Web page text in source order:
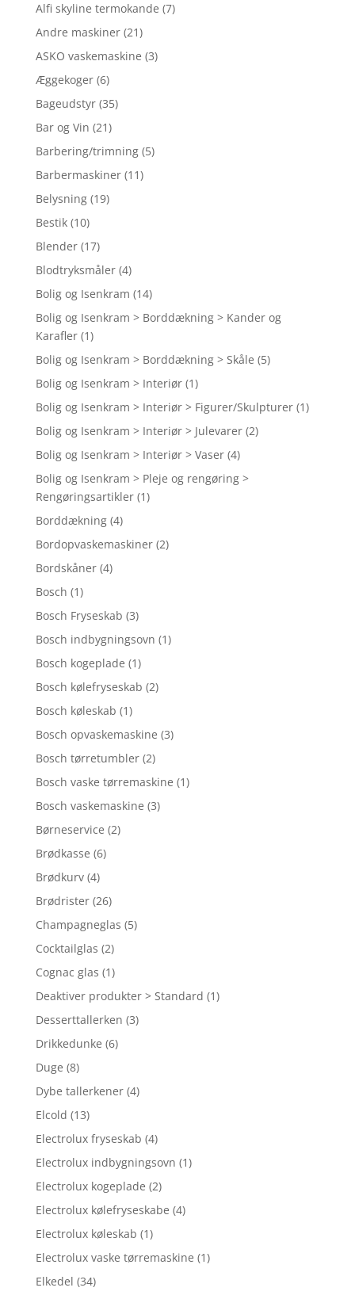
Alfi skyline termokande (7)
Andre maskiner (21)
ASKO vaskemaskine (3)
Æggekoger (6)
Bageudstyr (35)
Bar og Vin (21)
Barbering/trimning (5)
Barbermaskiner (11)
Belysning (19)
Bestik (10)
Blender (17)
Blodtryksmåler (4)
Bolig og Isenkram (14)
Bolig og Isenkram > Borddækning > Kander og
Karafler (1)
Bolig og Isenkram > Borddækning > Skåle (5)
Bolig og Isenkram > Interiør (1)
Bolig og Isenkram > Interiør > Figurer/Skulpturer (1)
Bolig og Isenkram > Interiør > Julevarer (2)
Bolig og Isenkram > Interiør > Vaser (4)
Bolig og Isenkram > Pleje og rengøring >
Rengøringsartikler (1)
Borddækning (4)
Bordopvaskemaskiner (2)
Bordskåner (4)
Bosch (1)
Bosch Fryseskab (3)
Bosch indbygningsovn (1)
Bosch kogeplade (1)
Bosch kølefryseskab (2)
Bosch køleskab (1)
Bosch opvaskemaskine (3)
Bosch tørretumbler (2)
Bosch vaske tørremaskine (1)
Bosch vaskemaskine (3)
Børneservice (2)
Brødkasse (6)
Brødkurv (4)
Brødrister (26)
Champagneglas (5)
Cocktailglas (2)
Cognac glas (1)
Deaktiver produkter > Standard (1)
Desserttallerken (3)
Drikkedunke (6)
Duge (8)
Dybe tallerkener (4)
Elcold (13)
Electrolux fryseskab (4)
Electrolux indbygningsovn (1)
Electrolux kogeplade (2)
Electrolux kølefryseskabe (4)
Electrolux køleskab (1)
Electrolux vaske tørremaskine (1)
Elkedel (34)